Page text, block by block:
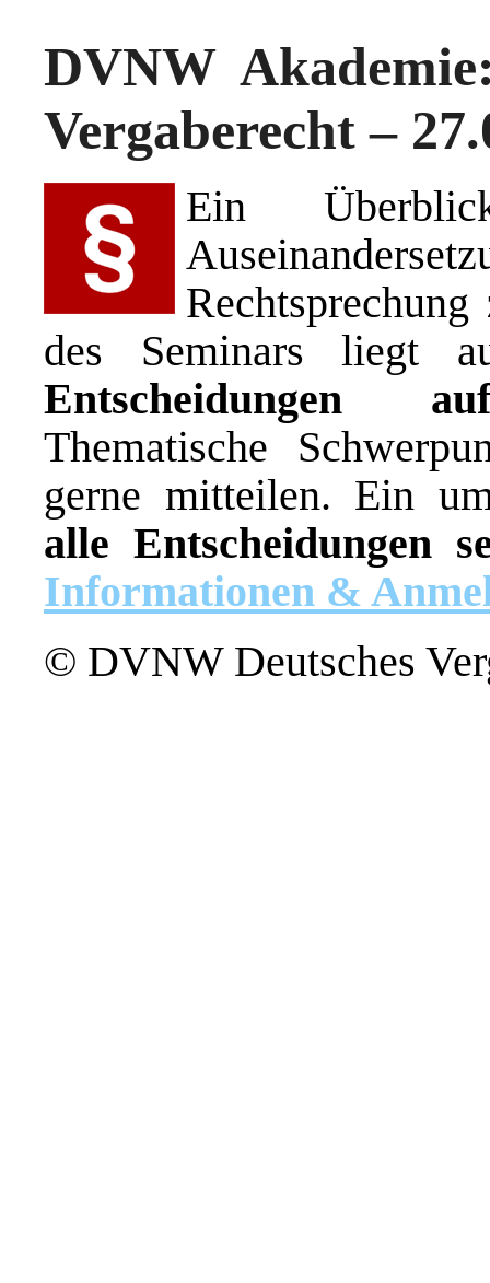
DVNW
Vergaberecht –
Ein
des Seminars liegt
Entscheidungen
Thematische
gerne mitteilen. Ein
alle Entscheidungen
Informationen &